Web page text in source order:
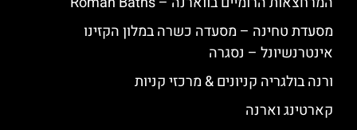
מסעדת טחינה – מסעדה כשרה במלון הקזינו
אינטרנשיונל – נסגרה
ורנה בולגריה קניונים & מרכזי קניות
קארטינג וארנה